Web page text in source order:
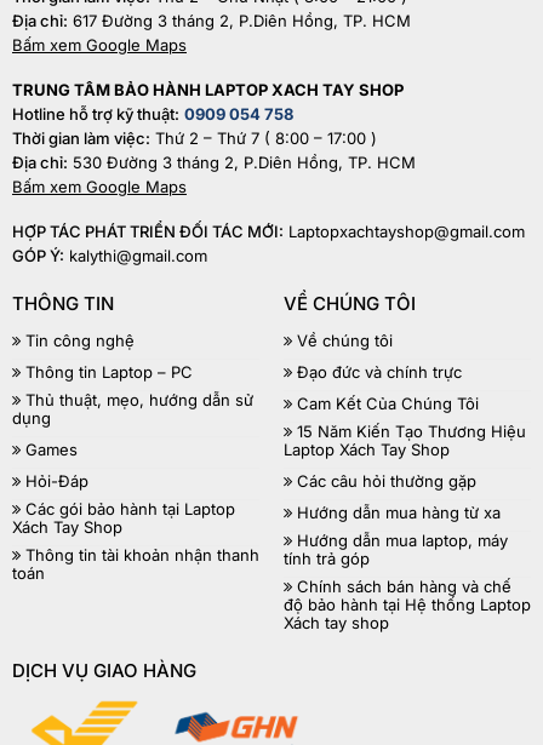
Địa chỉ: 617 Đường 3 tháng 2, P.Diên Hồng, TP. HCM
Bấm xem Google Maps
TRUNG TÂM BẢO HÀNH LAPTOP XACH TAY SHOP
Hotline hỗ trợ kỹ thuật: 0909 054 758
Thời gian làm việc: Thứ 2 – Thứ 7 ( 8:00 – 17:00 )
Địa chỉ: 530 Đường 3 tháng 2, P.Diên Hồng, TP. HCM
Bấm xem Google Maps
HỢP TÁC PHÁT TRIỂN ĐỐI TÁC MỚI: Laptopxachtayshop@gmail.com
GÓP Ý: kalythi@gmail.com
THÔNG TIN
Tin công nghệ
Thông tin Laptop – PC
Thủ thuật, mẹo, hướng dẫn sử
dụng
Games
Hỏi-Đáp
Các gói bảo hành tại Laptop
Xách Tay Shop
Thông tin tài khoản nhận thanh
toán
VỀ CHÚNG TÔI
Về chúng tôi
Đạo đức và chính trực
Cam Kết Của Chúng Tôi
15 Năm Kiến Tạo Thương Hiệu
Laptop Xách Tay Shop
Các câu hỏi thường gặp
Hướng dẫn mua hàng từ xa
Hướng dẫn mua laptop, máy
tính trả góp
Chính sách bán hàng và chế
độ bảo hành tại Hệ thống Laptop
Xách tay shop
DỊCH VỤ GIAO HÀNG